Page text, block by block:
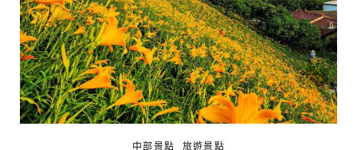
中部景點 旅遊景點